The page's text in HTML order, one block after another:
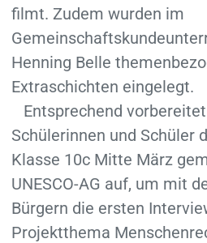
filmt. Zudem wurden im
Henning Belle
Extraschichten
Entsprechend
Schülerinnen und Schüler
Klasse 10c Mitte März
UNESCO-AG auf, um mit
Bürgern die ersten
Projektthema